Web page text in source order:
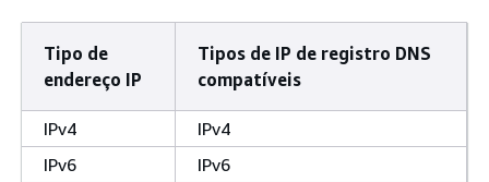
Tipo de
endereço IP
Tipos de IP de registro DNS
compatíveis
IPv4
IPv4
IPv6
IPv6